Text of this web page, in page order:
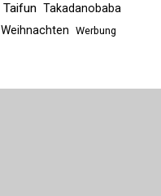
Taifun Takadanobaba
Weihnachten Werbung